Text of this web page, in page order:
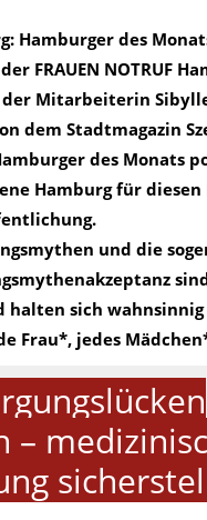
Hamburger des
FRAUEN NOTRUF
Mitarbeiterin
dem Stadtmagazin
des Monats
Hamburg für
und die
sich wahnsinnig
Frau*, jedes
–